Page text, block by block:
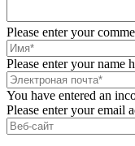
Please enter your
Please enter your name
You have entered an
Please enter your email